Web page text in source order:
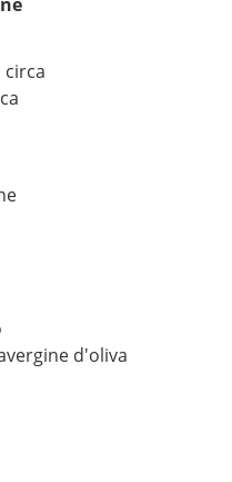
circa
d'oliva